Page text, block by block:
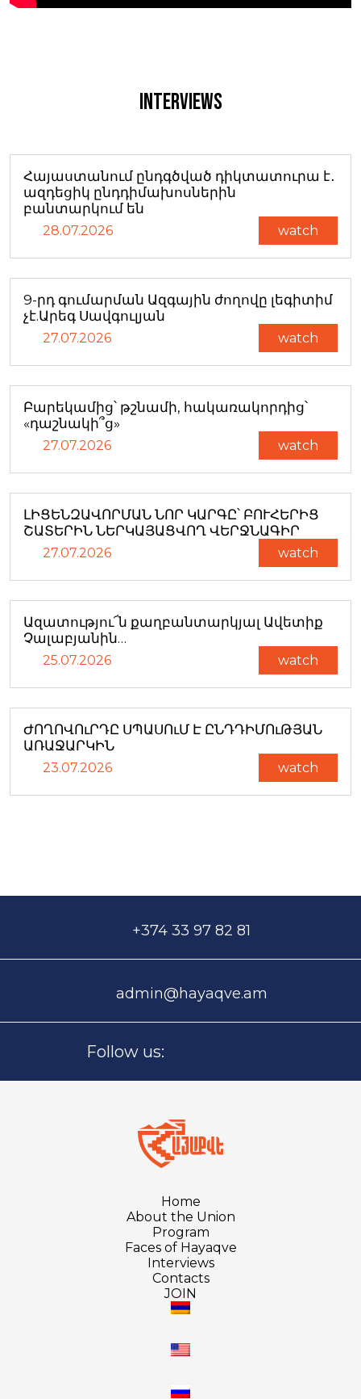
Interviews
Հայաստանում ընդգծված դիկտատուրա է․
ազդեցիկ ընդդիմախոսներին
բանտարկում են
28.07.2026 watch
9-րդ գումարման Ազգային ժողովը լեգիտիմ
չէ.Արեգ Սավգուլյան
27.07.2026 watch
Բարեկամից՝ թշնամի, հակառակորդից՝
«դաշնակի՞ց»
27.07.2026 watch
ԼԻՑԵՆԶԱՎՈՐՄԱՆ ՆՈՐ ԿԱՐԳԸ՝ ԲՈՒՀԵՐԻՑ
ՇԱՏԵՐԻՆ ՆԵՐԿԱՅԱՑՎՈՂ ՎԵՐՋՆԱԳԻՐ
27.07.2026 watch
Ազատությու՜ն քաղբանտարկյալ Ավետիք
Չալաբյանին…
25.07.2026 watch
ԺՈՂՈՎՈւՐԴԸ ՍՊԱՍՈւՄ Է ԸՆԴԴԻՄՈւԹՅԱՆ
ԱՌԱՋԱՐԿԻՆ
23.07.2026 watch
+374 33 97 82 81
admin@hayaqve.am
Follow us:
Home
About the Union
Program
Faces of Hayaqve
Interviews
Contacts
JOIN